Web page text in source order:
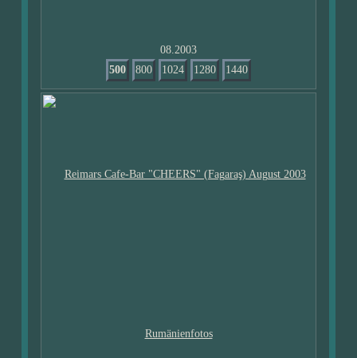
08.2003
500
800 1024 1280 1440